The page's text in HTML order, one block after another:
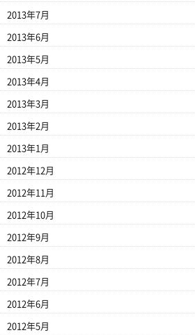
2013年7月
2013年6月
2013年5月
2013年4月
2013年3月
2013年2月
2013年1月
2012年12月
2012年11月
2012年10月
2012年9月
2012年8月
2012年7月
2012年6月
2012年5月